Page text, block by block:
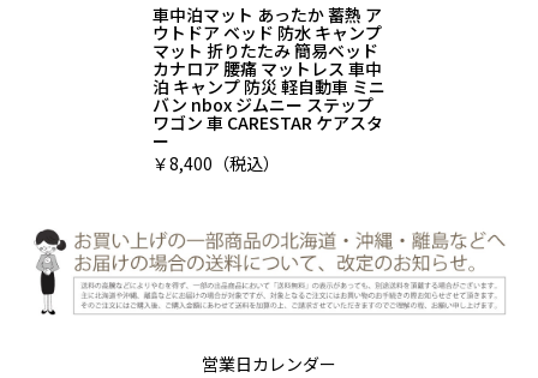
車中泊マット あったか 蓄熱 ア
ウトドア ベッド 防水 キャンプ
マット 折りたたみ 簡易ベッド
カナロア 腰痛 マットレス 車中
泊 キャンプ 防災 軽自動車 ミニ
バン nbox ジムニー ステップ
ワゴン 車 CARESTAR ケアスタ
ー
￥8,400（税込）
営業日カレンダー